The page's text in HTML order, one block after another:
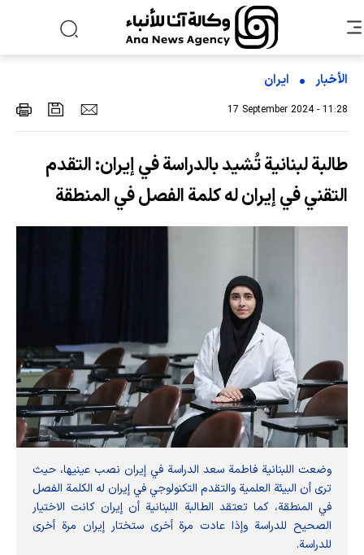
الأخبار ایران
17 September 2024 - 11:28
طالبة لبنانية تُشيد بالدراسة في إيران: التقدم
التقني في إيران له كلمة الفصل في المنطقة
وضعت اللبنانية فاطمة سعد الدراسة في إيران نصب عينيها، حيث
ترى أن البيئة العلمية والتقدم التكنولوجي في إيران له الكلمة الفصل
في المنطقة، كما تعتقد الطالبة اللبنانية أن إيران كانت الاختيار
الصحيح للدراسة وإذا عادت مرة أخرى ستختار إيران مرة أخرى
للدراسة.